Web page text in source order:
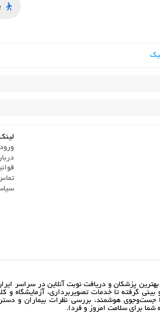
پزشکان و دریافت نوبت آنلاین در سراسر
گرفته تا خدمات تصویربرداری، آزمایشگاه
جست‌وجوی هوشمند، بررسی نظرات بیماران و
شما برای سلامت امروز و فردا.